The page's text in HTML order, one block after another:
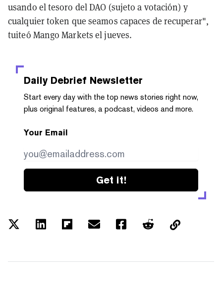
usando el tesoro del DAO (sujeto a votación) y
cualquier token que seamos capaces de recuperar",
tuiteó Mango Markets el jueves.
Daily Debrief Newsletter
Start every day with the top news stories right now,
plus original features, a podcast, videos and more.
Your Email
Get it!